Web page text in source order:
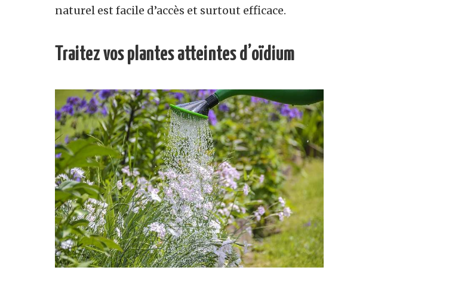
naturel est facile d’accès et surtout efficace.
Traitez vos plantes atteintes d’oïdium